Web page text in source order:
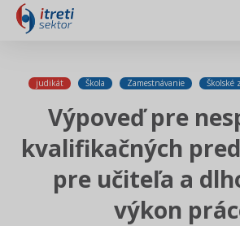
judikát Škola Zamestnávanie Školské
Výpoveď pre
kvalifikačných
pre učiteľa a
výkon